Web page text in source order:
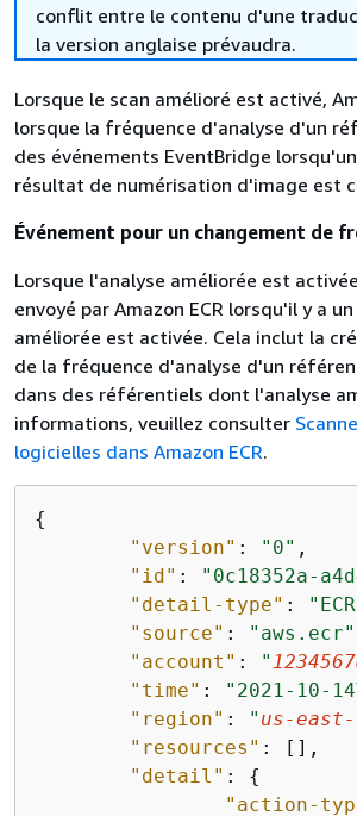
conflit entre le contenu d'une
la version anglaise prévaudra.
Lorsque le scan amélioré est activé,
lorsque la fréquence d'analyse d'un
des événements EventBridge
résultat de numérisation d'image est
Événement pour un changement de
Lorsque l'analyse améliorée est
envoyé par Amazon ECR lorsqu'il y a
améliorée est activée. Cela inclut la
de la fréquence d'analyse d'un
dans des référentiels dont l'analyse
informations, veuillez consulter
logicielles dans Amazon ECR.
{
"version" : "0" ,
"id" : "0c18352a-
"detail-type" :
"source" : "aws.ecr"
"account" : "
"time" : "2021-10-
"region" : " us-east-
"resources" : [],
"detail" : {
"action-